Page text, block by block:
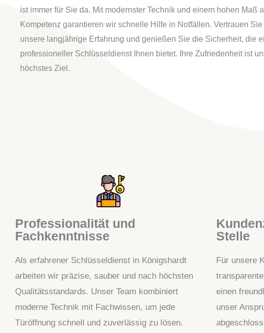
ist immer für Sie da. Mit modernster Technik und einem hohen Maß
Kompetenz garantieren wir schnelle Hilfe in Notfällen. Vertrauen Sie
unsere langjährige Erfahrung und genießen Sie die Sicherheit, die
professioneller Schlüsseldienst Ihnen bietet. Ihre Zufriedenheit ist
höchstes Ziel.
Professionalität und
Fachkenntnisse
Als erfahrener Schlüsseldienst in Königshardt
arbeiten wir präzise, sauber und nach höchsten
Qualitätsstandards. Unser Team kombiniert
moderne Technik mit Fachwissen, um jede
Türöffnung schnell und zuverlässig zu lösen.
Stelle
Für unsere
einen
unser